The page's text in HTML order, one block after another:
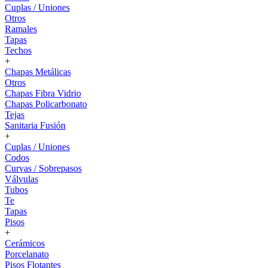
Cuplas / Uniones
Otros
Ramales
Tapas
Techos
+
Chapas Metálicas
Otros
Chapas Fibra Vidrio
Chapas Policarbonato
Tejas
Sanitaria Fusión
+
Cuplas / Uniones
Codos
Curvas / Sobrepasos
Válvulas
Tubos
Te
Tapas
Pisos
+
Cerámicos
Porcelanato
Pisos Flotantes